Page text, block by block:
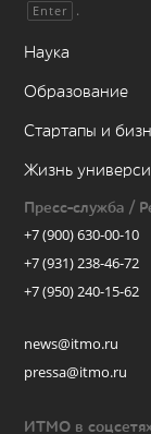
Enter .
Наука
Образование
Стартапы и
Жизнь
Пресс-служба /
+7 (900) 630-00-10
+7 (931) 238-46-72
+7 (950) 240-15-62
news@itmo.ru
pressa@itmo.ru
ИТМО в